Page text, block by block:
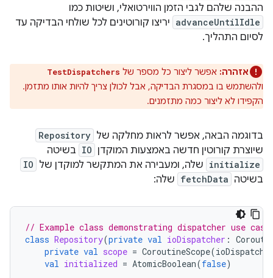
ההבנה שלהם לגבי הזמן הווירטואלי, ושיטות כמו
advanceUntilIdle יריצו קורוטינים לכל שולחי הבדיקה עד
לסיום התהליך.
אזהרה: אפשר ליצור כל מספר של TestDispatchers
ולהשתמש בו במסגרת הבדיקה, אבל לכולן צריך להיות אותו מתזמן.
הקפידו לא ליצור כמה מתזמנים.
בדוגמה הבאה, אפשר לראות מחלקה של Repository
שיוצרת קורוטין חדשה באמצעות המוקדן IO בשיטה
initialize שלה, ומעבירה את המתקשר למוקדן של IO
בשיטה fetchData שלה:
// Example class demonstrating dispatcher use
class Repository(private val ioDispatcher :
private val scope = CoroutineScope(
val initialized = AtomicBoolean(false)